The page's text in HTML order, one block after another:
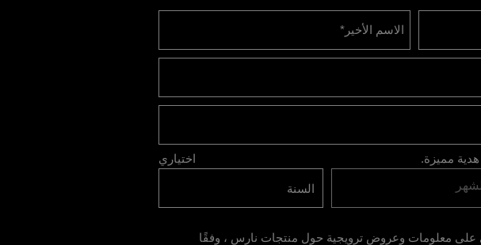
الاسم الأخير*
مميزة.
اختياري
الشهر
معلومات وعروض ترويجية حول منتجات نارس ، وفقًا